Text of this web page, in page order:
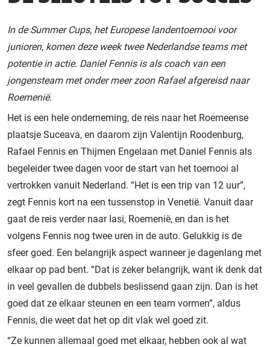
In de Summer Cups, het Europese landentoernooi voor
junioren, komen deze week twee Nederlandse teams met
potentie in actie. Daniel Fennis is als coach van een
jongensteam met onder meer zoon Rafael afgereisd naar
Roemenië.
Het is een hele onderneming, de reis naar het Roemeense
plaatsje Suceava, en daarom zijn Valentijn Roodenburg,
Rafael Fennis en Thijmen Engelaan met Daniel Fennis als
begeleider twee dagen voor de start van het toernooi al
vertrokken vanuit Nederland. “Het is een trip van 12 uur”,
zegt Fennis kort na een tussenstop in Venetië. Vanuit daar
gaat de reis verder naar Iasi, Roemenië, en dan is het
volgens Fennis nog twee uren in de auto. Gelukkig is de
sfeer goed. Een belangrijk aspect wanneer je dagenlang met
elkaar op pad bent. “Dat is zeker belangrijk, want ik denk dat
in veel gevallen de dubbels beslissend gaan zijn. Dan is het
goed dat ze elkaar steunen en een team vormen”, aldus
Fennis, die weet dat het op dit vlak wel goed zit.
“Ze kunnen allemaal goed met elkaar, hebben ook al wat